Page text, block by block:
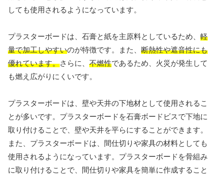
しても使用されるようになっています。
プラスターボードは、石膏と紙を主原料としているため、 軽
量で加工しやすいのが特徴です。また、 断熱性や遮音性にも
優れています。さらに、 不燃性であるため、火災が発生して
も燃え広がりにくいです。
プラスターボードは、壁や天井の下地材として使用されるこ
とが多いです。プラスターボードを石膏ボードビスで下地に
取り付けることで、壁や天井を平らにすることができます。
また、プラスターボードは、間仕切りや家具の材料としても
使用されるようになっています。プラスターボードを骨組み
に取り付けることで、間仕切りや家具を簡単に作成すること